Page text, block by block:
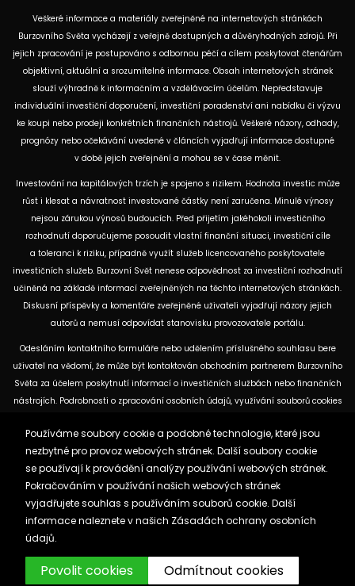
Veškeré informace a materiály zveřejněné na internetových stránkách
Burzovního Světa vycházejí z veřejně dostupných a důvěryhodných zdrojů. Při
jejich zpracování je postupováno s odbornou péčí a cílem poskytovat čtenářům
objektivní, aktuální a srozumitelné informace. Obsah internetových stránek
slouží výhradně k informačním a vzdělávacím účelům. Nepředstavuje
individuální investiční doporučení, investiční poradenství ani nabídku či výzvu
ke koupi nebo prodeji konkrétních finančních nástrojů. Veškeré názory, odhady,
prognózy nebo očekávání uvedené v článcích vyjadřují informace dostupné
v době jejich zveřejnění a mohou se v čase měnit.
Investování na kapitálových trzích je spojeno s rizikem. Hodnota investic může
růst i klesat a návratnost investované částky není zaručena. Minulé výnosy
nejsou zárukou výnosů budoucích. Před přijetím jakéhokoli investičního
rozhodnutí doporučujeme posoudit vlastní finanční situaci, investiční cíle
a toleranci k riziku, případně využít služeb licencovaného poskytovatele
investičních služeb. Burzovní Svět nenese odpovědnost za investiční rozhodnutí
učiněná na základě informací zveřejněných na těchto internetových stránkách.
Diskusní příspěvky a komentáře zveřejněné uživateli vyjadřují názory jejich
autorů a nemusí odpovídat stanovisku provozovatele portálu.
Odesláním kontaktního formuláře nebo udělením příslušného souhlasu bere
uživatel na vědomí, že může být kontaktován obchodním partnerem Burzovního
Světa za účelem poskytnutí informací o investičních službách nebo finančních
nástrojích. Podrobnosti o zpracování osobních údajů, využívání souborů cookies
dostupných na těchto internetových stránkách. U jednotlivých článků mohou
být uvedeny informace o použitých zdrojích, datu původní analýzy nebo datu,
ke kterému se vztahují uvedené tržní údaje.
Zásady ochrany osobních údajů a cookies
Reklama
Burzovnisvet.cz © 2026
Používáme soubory cookie a podobné technologie, které jsou
nezbytné pro provoz webových stránek. Další soubory cookie
se používají k provádění analýzy používání webových stránek.
Pokračováním v používání našich webových stránek
vyjadřujete souhlas s používáním souborů cookie. Další
informace naleznete v našich Zásadách ochrany osobních
údajů.
Povolit cookies Odmítnout cookies